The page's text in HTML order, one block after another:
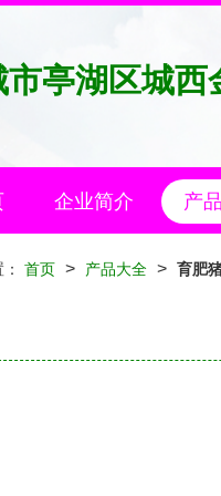
市亭湖区城西
企业简介 产
首页 > 产品大全 > 育肥